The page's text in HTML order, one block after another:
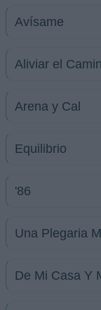
Avísame
Aliviar el
Arena y Cal
Equilibrio
'86
Una Plegaria
De Mi Casa Y